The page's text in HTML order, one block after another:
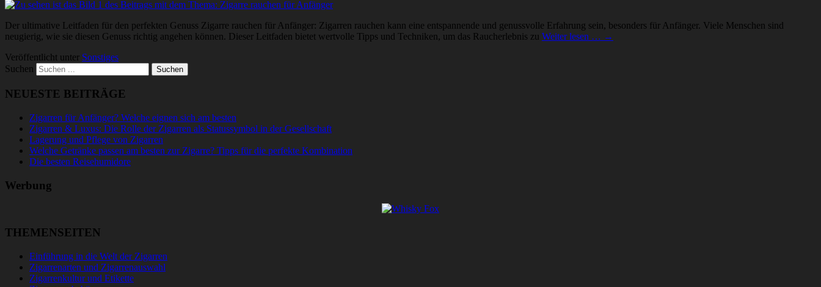
Der ultimative Leitfaden für den perfekten Genuss Zigarre rauchen für Anfänger: Zigarren rauchen kann eine entspannende und genussvolle Erfahrung sein, besonders für Anfänger. Viele Menschen sind
neugierig, wie sie diesen Genuss richtig angehen können. Dieser Leitfaden bietet wertvolle Tipps und Techniken, um das Raucherlebnis zu Weiter lesen … →
Veröffentlicht unter Sonstiges
Suchen
NEUESTE BEITRÄGE
Zigarren für Anfänger? Welche eignen sich am besten
Zigarren & Luxus: Die Rolle der Zigarren als Statussymbol in der Gesellschaft
Lagerung und Pflege von Zigarren
Welche Getränke passen am besten zur Zigarre? Tipps für die perfekte Kombination
Die besten Reisehumidore
Werbung
THEMENSEITEN
Einführung in die Welt der Zigarren
Zigarrenarten und Zigarrenauswahl
Zigarrenkultur und Etikette